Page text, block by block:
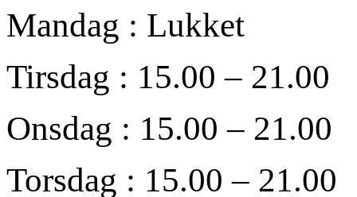
Mandag : Lukket
Tirsdag : 15.00 – 21.00
Onsdag : 15.00 – 21.00
Torsdag : 15.00 – 21.00